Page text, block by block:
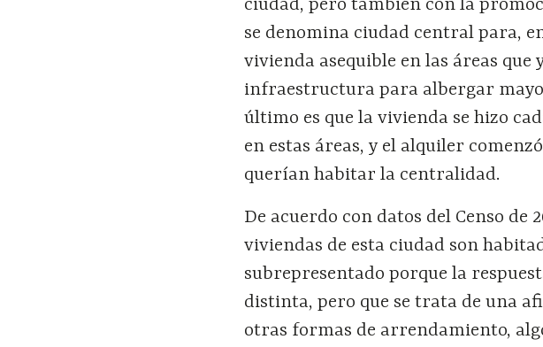
ciudad, pero también con la
se denomina ciudad central para,
vivienda asequible en las áreas
infraestructura para albergar
último es que la vivienda se hizo
en estas áreas, y el alquiler
querían habitar la centralidad.
De acuerdo con datos del Censo de
viviendas de esta ciudad son
subrepresentado porque la
distinta, pero que se trata de una
otras formas de arrendamiento,